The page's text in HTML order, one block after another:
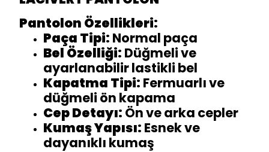
Pantolon Özellikleri:
Paça Tipi: Normal paça
Bel Özelliği: Düğmeli ve
ayarlanabilir lastikli bel
Kapatma Tipi: Fermuarlı ve
düğmeli ön kapama
Cep Detayı: Ön ve arka cepler
Kumaş Yapısı: Esnek ve
dayanıklı kumaş